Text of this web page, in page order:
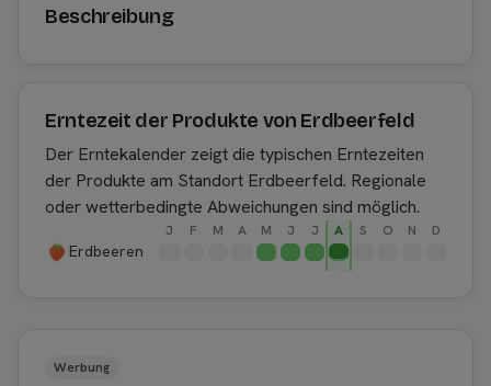
Beschreibung
Erntezeit der Produkte von Erdbeerfeld
Der Erntekalender zeigt die typischen Erntezeiten
der Produkte am Standort Erdbeerfeld. Regionale
oder wetterbedingte Abweichungen sind möglich.
J F M A M J J A S O N D
Erdbeeren
Werbung